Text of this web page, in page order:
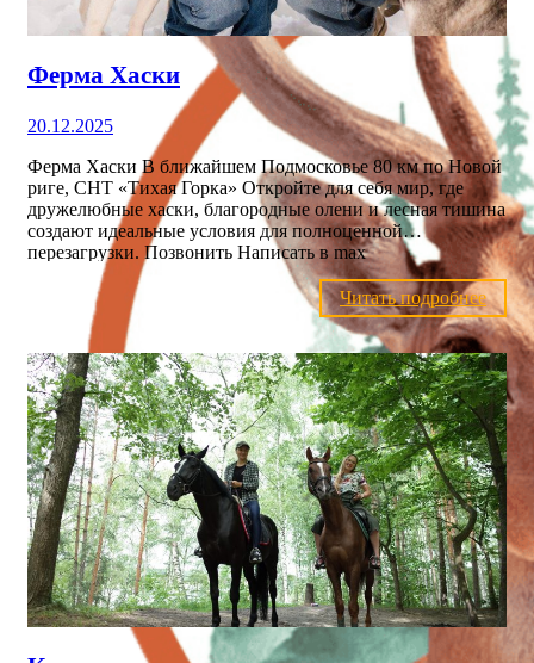
Ферма Хаски
20.12.2025
Ферма Хаски В ближайшем Подмосковье 80 км по Новой
риге, СНТ «Тихая Горка» Откройте для себя мир, где
дружелюбные хаски, благородные олени и лесная тишина
создают идеальные условия для полноценной
перезагрузки. Позвонить Написать в max
https://bambiland.ru/wp-
content/uploads/2025/02/video5303083097753936050.mp4 О
ферме На территории фермы хаски в Московской
области, недалеко от Москвы, всё устроено так, чтобы
гости чувствовали себя как дома. Здесь радуют свежим
воздухом широкие луга и лесные тропинки, идеальные
для комфортных прогулок. С мая по сентябрь на ферме
работают улиточная ферма и пасека, предлагающие
натуральные деликатесы, а кафе сервирует блюда русской
и европейской кухонь. В целом, это место сочетает
городские удобства с деревенским спокойствием, делая
отдых полноценным. Забронировать Билеты и цены
Стоимость посещения: Взрослый билет — 1500₽
Детский билет с 6 лет до 14 лет — 1500₽ Детский билет с
1 года до 6 лет — 500₽ Дети до 1 года — бесплатно В
стоимость билета входит: посещение оленьей фермы и
зоопарка посещение улиточной фермы с экскурсией
догтрекинг с хаски стаканчик универсального корма для
Читать подробнее